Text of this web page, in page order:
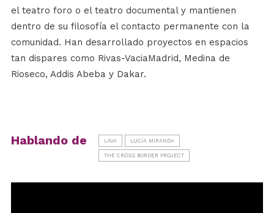
el teatro foro o el teatro documental y mantienen
dentro de su filosofía el contacto permanente con la
comunidad. Han desarrollado proyectos en espacios
tan dispares como Rivas-VaciaMadrid, Medina de
Rioseco, Addis Abeba y Dakar.
Hablando de LAVA LUCÍA MIRANDA
THE CROSS BORDER PROJECT